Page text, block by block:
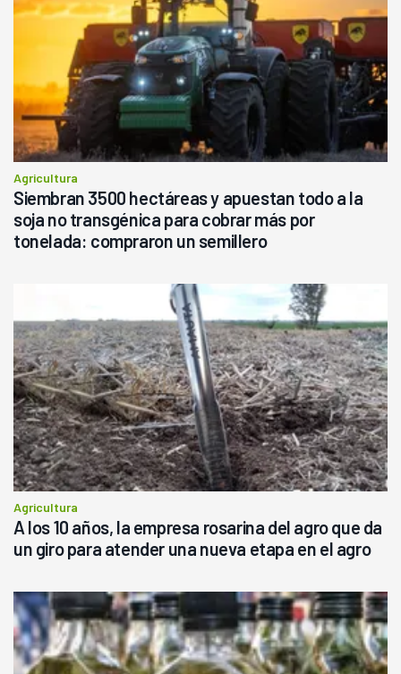
Agricultura
Siembran 3500 hectáreas y apuestan todo a la
soja no transgénica para cobrar más por
tonelada: compraron un semillero
Agricultura
A los 10 años, la empresa rosarina del agro que da
un giro para atender una nueva etapa en el agro